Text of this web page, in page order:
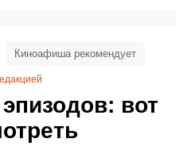
вот
Киноафиша рекомендует